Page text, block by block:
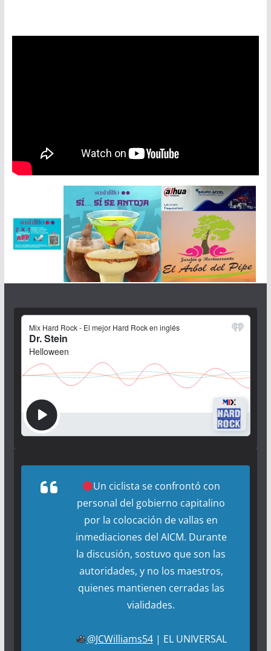
Un ciclista se confrontó con
personal del gobierno capitalino
por la colocación de vallas en
inmediaciones del AICM. Durante
la discusión, sostuvo que son las
autoridades, y no los maestros,
quienes mantienen cerradas las
vialidades.
@JCWilliams54| EL UNIVERSAL